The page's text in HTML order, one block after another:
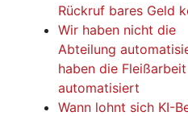
Rückruf bares Geld
Wir haben nicht die
Abteilung
haben die Fleißarbeit
automatisiert
Wann lohnt sich KI-